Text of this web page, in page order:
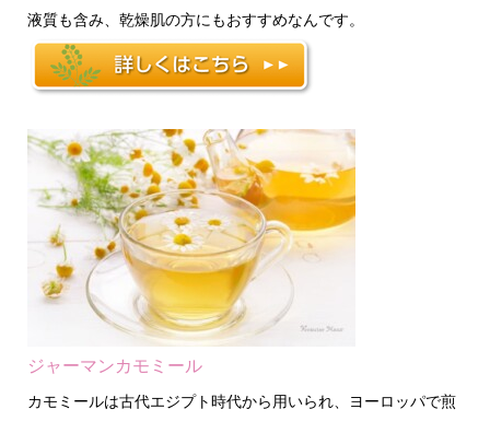
液質も含み、乾燥肌の方にもおすすめなんです。
ジャーマンカモミール
カモミールは古代エジプト時代から用いられ、ヨーロッパで煎